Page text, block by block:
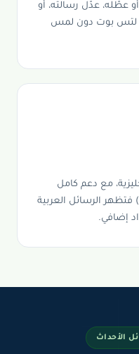
عطّله، عدّل رسالته، أو
لتس بوت دون لمس
مع دعم كامل
للكتابة من اليمين إلى اليسار (RTL) فتظهر الرسائل العربية
إضافي.
الأحداث